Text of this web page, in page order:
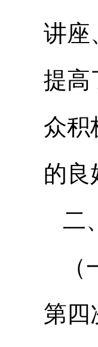
讲座
提高
众积
的良
二
第四